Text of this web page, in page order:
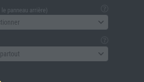
panneau arrière)